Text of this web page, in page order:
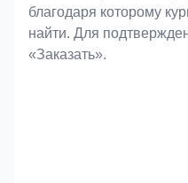
благодаря которому
найти. Для
«Заказать».